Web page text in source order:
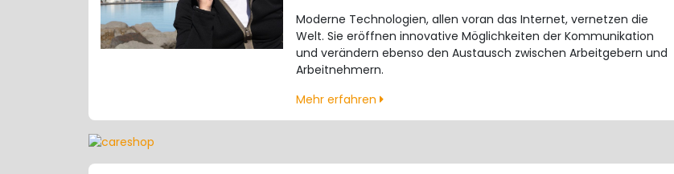
Moderne Technologien, allen voran das Internet, vernetzen die
Welt. Sie eröffnen innovative Möglichkeiten der Kommunikation
und verändern ebenso den Austausch zwischen Arbeitgebern und
Arbeitnehmern.
Mehr erfahren